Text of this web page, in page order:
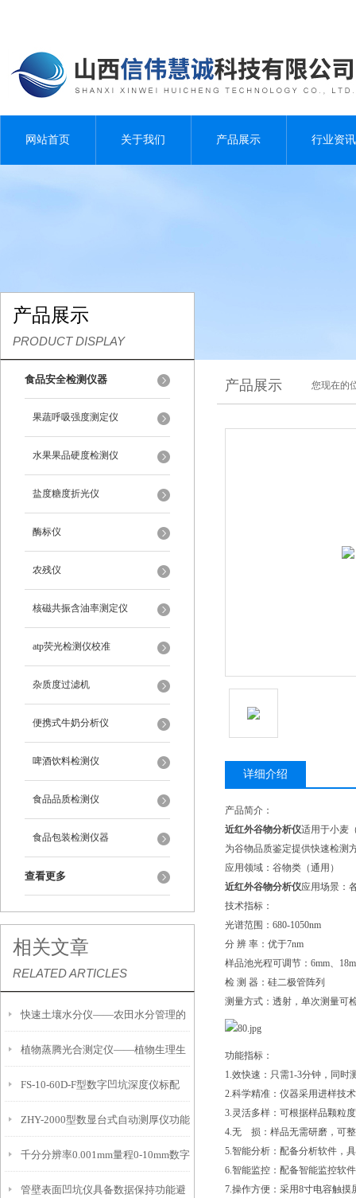
网站首页 关于我们 产品展示 行业资讯
产品展示
PRODUCT DISPLAY
食品安全检测仪器
果蔬呼吸强度测定仪
水果果品硬度检测仪
盐度糖度折光仪
酶标仪
农残仪
核磁共振含油率测定仪
atp荧光检测仪校准
杂质度过滤机
便携式牛奶分析仪
啤酒饮料检测仪
食品品质检测仪
食品包装检测仪器
查看更多
相关文章
RELATED ARTICLES
快速土壤水分仪——农田水分管理的
便携式检测工具
植物蒸腾光合测定仪——植物生理生
态的实时监测设备
FS-10-60D-F型数字凹坑深度仪标配
IP54级表头分辨率0.01mm量程
10mm！
ZHY-2000型数显台式自动测厚仪功能
特点
千分分辨率0.001mm量程0-10mm数字
埋头度仪技术参数！
管壁表面凹坑仪具备数据保持功能避
产品展示 您现在的
详细介绍
产品简介：
近红外谷物分析仪适用于小麦
为谷物品质鉴定提供快速检测
应用领域：谷物类（通用）
近红外谷物分析仪应用场景：
技术指标：
光谱范围：680-1050nm
分 辨 率：优于7nm
样品池光程可调节：6mm、
检 测 器：硅二极管阵列
测量方式：透射，单次测量可
功能指标：
1.效快速：只需1-3分钟，同时
2.科学精准：仪器采用进样技
3.灵活多样：可根据样品颗粒
4.无 损：样品无需研磨，可
5.智能分析：配备分析软件，
6.智能监控：配备智能监控软
7.操作方便：采用8寸电容触摸